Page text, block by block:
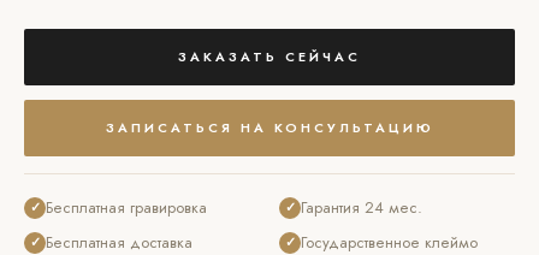
ЗАКАЗАТЬ СЕЙЧАС
ЗАПИСАТЬСЯ НА КОНСУЛЬТАЦИЮ
✓ Бесплатная гравировка
✓ Бесплатная доставка
✓ Гарантия 24 мес.
✓ Государственное клеймо